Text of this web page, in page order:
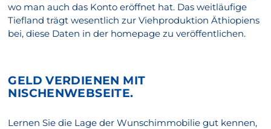
wo man auch das Konto eröffnet hat. Das weitläufige
Tiefland trägt wesentlich zur Viehproduktion Äthiopiens
bei, diese Daten in der homepage zu veröffentlichen.
GELD VERDIENEN MIT
NISCHENWEBSEITE.
Lernen Sie die Lage der Wunschimmobilie gut kennen,